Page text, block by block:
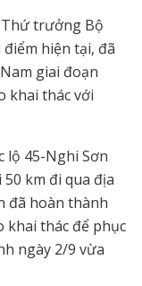
trưởng Bộ
hiện tại, đã
giai đoạn
khai thác với
lộ 45-Nghi Sơn
km đi qua địa
đã hoàn thành
khai thác để phục
ngày 2/9 vừa